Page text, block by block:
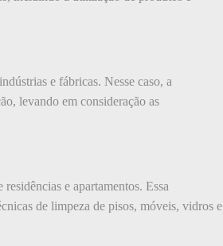
e fábricas. Nesse caso, a
levando em consideração as
e apartamentos. Essa
de limpeza de pisos, móveis, vidros e